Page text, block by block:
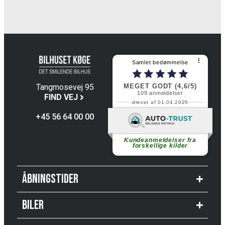
Tangmosevej 95
4600 Køge
FIND VEJ
+45 56 64 00 00
Samlet bedømmelse ⠇
MEGET GODT (4,6/5)
109anmeldelser
drevet af 01.04.2025
Kundeanmeldelser fra
forskellige kilder
Fortsæt med at læse
Åbningstider
Biler